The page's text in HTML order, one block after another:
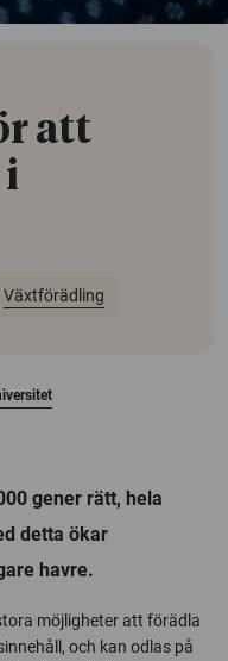
att
i
Växtförädling
gener rätt, hela
detta ökar
havre.
möjligheter att förädla
och kan odlas på